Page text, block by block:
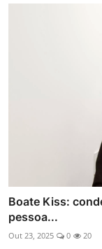
Boate Kiss:
pessoa...
Out 23, 2025 0 20